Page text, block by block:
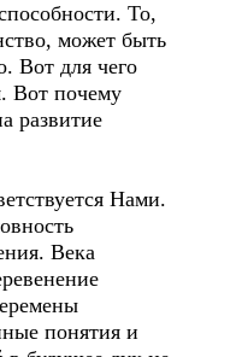
То,
может быть
Вот для чего
Вот почему
развитие
Нами.
Века
понятия и